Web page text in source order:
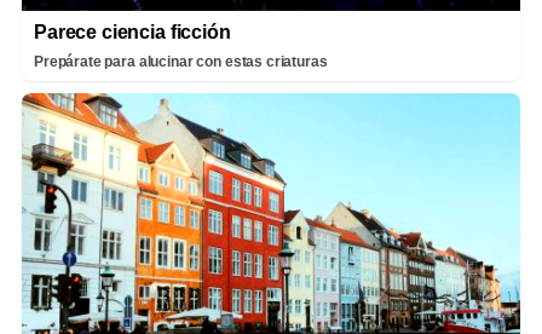
Parece ciencia ficción
Prepárate para alucinar con estas criaturas